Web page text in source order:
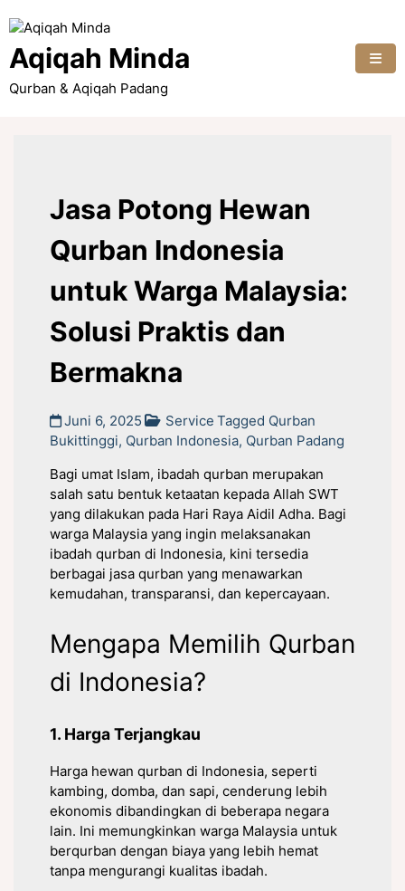
to
content
Aqiqah Minda
Qurban & Aqiqah Padang
Jasa Potong Hewan
Qurban Indonesia
untuk Warga Malaysia:
Solusi Praktis dan
Bermakna
Juni 6, 2025 Service Tagged Qurban
Bukittinggi, Qurban Indonesia, Qurban Padang
Bagi umat Islam, ibadah qurban merupakan
salah satu bentuk ketaatan kepada Allah SWT
yang dilakukan pada Hari Raya Aidil Adha. Bagi
warga Malaysia yang ingin melaksanakan
ibadah qurban di Indonesia, kini tersedia
berbagai jasa qurban yang menawarkan
kemudahan, transparansi, dan kepercayaan.
Mengapa Memilih Qurban
di Indonesia?
1. Harga Terjangkau
Harga hewan qurban di Indonesia, seperti
kambing, domba, dan sapi, cenderung lebih
ekonomis dibandingkan di beberapa negara
lain. Ini memungkinkan warga Malaysia untuk
berqurban dengan biaya yang lebih hemat
tanpa mengurangi kualitas ibadah.